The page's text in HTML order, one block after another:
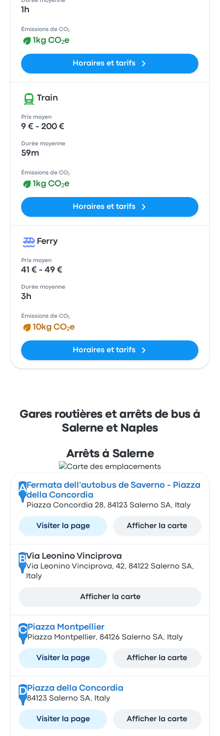
1h
Émissions de CO₂
1kg CO₂e
Horaires et tarifs
Train
Prix moyen
9 € - 200 €
Durée moyenne
59m
Émissions de CO₂
1kg CO₂e
Horaires et tarifs
Ferry
Prix moyen
41 € - 49 €
Durée moyenne
3h
Émissions de CO₂
10kg CO₂e
Horaires et tarifs
Gares routières et arrêts de bus à
Salerne et Naples
Arrêts à Salerne
A Fermata dell'autobus de Saverno - Piazza
della Concordia
Piazza Concordia 28, 84123 Salerno SA, Italy
Visiter la page Afficher la carte
BVia Leonino Vinciprova
Via Leonino Vinciprova, 42, 84122 Salerno SA,
Italy
Afficher la carte
CPiazza Montpellier
Piazza Montpellier, 84126 Salerno SA, Italy
Visiter la page Afficher la carte
DPiazza della Concordia
84123 Salerno SA, Italy
Visiter la page Afficher la carte